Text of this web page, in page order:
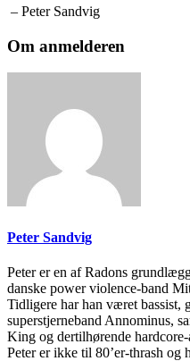
– Peter Sandvig
Om anmelderen
Peter Sandvig
Peter er en af Radons
danske power violence-band
Tidligere har han været bassist,
superstjerneband Annominus,
King og dertilhørende
Peter er ikke til 80’er-thrash og